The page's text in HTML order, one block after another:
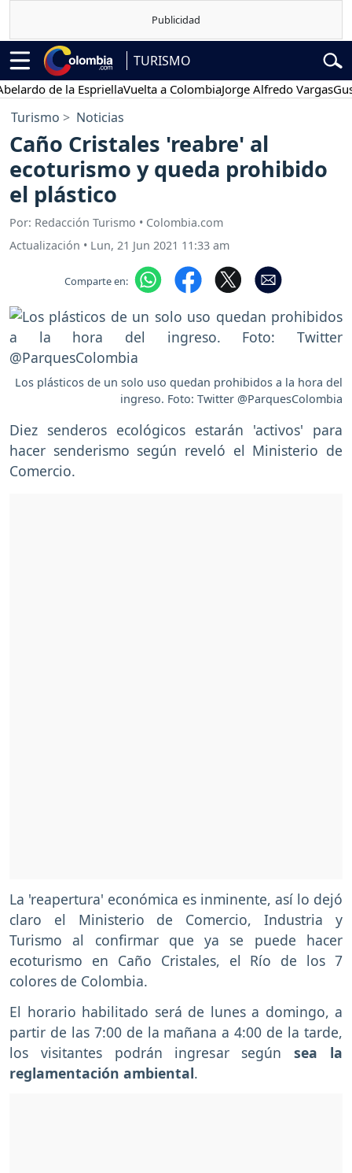
TURISMO
de la EspriellaVuelta a ColombiaJorge Alfredo Vargas
Turismo Noticias
Caño Cristales 'reabre' al
ecoturismo y queda prohibido
el plástico
Por: Redacción Turismo • Colombia.com
Actualización • Lun, 21 Jun 2021 11:33 am
Comparte en:
Los plásticos de un solo uso quedan prohibidos a la hora del
ingreso. Foto: Twitter @ParquesColombia
Diez senderos ecológicos estarán 'activos' para
hacer senderismo según reveló el Ministerio de
Comercio.
La 'reapertura' económica es inminente, así lo dejó
claro el Ministerio de Comercio, Industria y
Turismo al confirmar que ya se puede hacer
ecoturismo en Caño Cristales, el Río de los 7
colores de Colombia.
El horario habilitado será de lunes a domingo, a
partir de las 7:00 de la mañana a 4:00 de la tarde,
los visitantes podrán ingresar según sea la
reglamentación ambiental.